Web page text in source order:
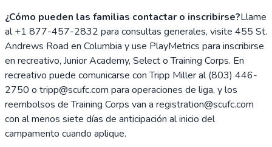
¿Cómo pueden las familias contactar o inscribirse?Llame
al +1 877-457-2832 para consultas generales, visite 455 St.
Andrews Road en Columbia y use PlayMetrics para inscribirse
en recreativo, Junior Academy, Select o Training Corps. En
recreativo puede comunicarse con Tripp Miller al (803) 446-
2750 o tripp@scufc.com para operaciones de liga, y los
reembolsos de Training Corps van a registration@scufc.com
con al menos siete días de anticipación al inicio del
campamento cuando aplique.